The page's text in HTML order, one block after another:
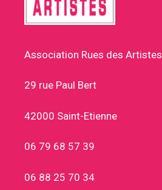
Association Rues des Artistes
29 rue Paul Bert
42000 Saint-Etienne
06 79 68 57 39
06 88 25 70 34